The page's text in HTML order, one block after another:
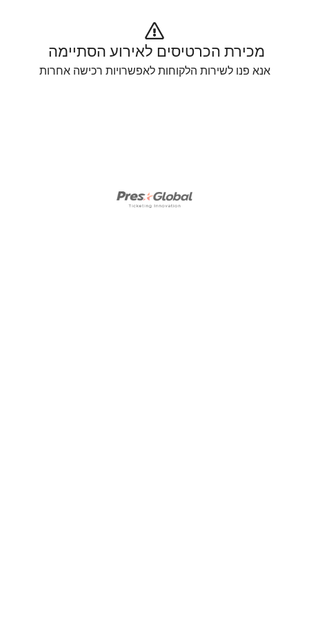
מכירת הכרטיסים לאירוע הסתיימה
אנא פנו לשירות הלקוחות לאפשרויות רכישה אחרות